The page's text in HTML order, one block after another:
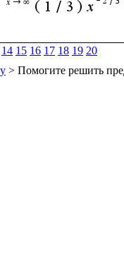
14 15 16 17 18 19 20
> Помогите решить